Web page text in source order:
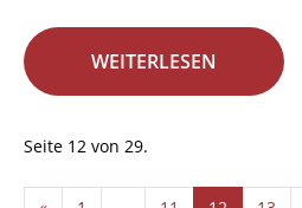
WEITERLESEN
Seite 12 von 29.